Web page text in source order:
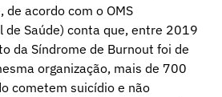
de acordo com o OMS
de Saúde) conta que, entre 2019
da Síndrome de Burnout foi de
organização, mais de 700
cometem suicídio e não